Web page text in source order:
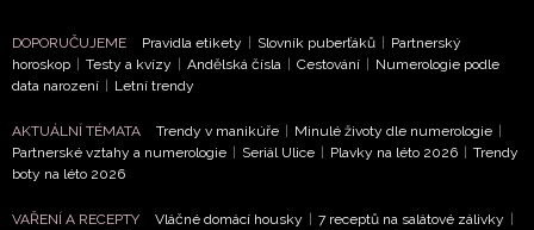
DOPORUČUJEME Pravidla etikety | Slovník puberťáků | Partnerský
horoskop | Testy a kvízy | Andělská čísla | Cestování | Numerologie podle
data narození | Letní trendy
AKTUÁLNÍ TÉMATA Trendy v manikúře | Minulé životy dle numerologie |
Partnerské vztahy a numerologie | Seriál Ulice | Plavky na léto 2026 | Trendy
boty na léto 2026
VAŘENÍ A RECEPTY Vláčné domácí housky | 7 receptů na salátové zálivky |